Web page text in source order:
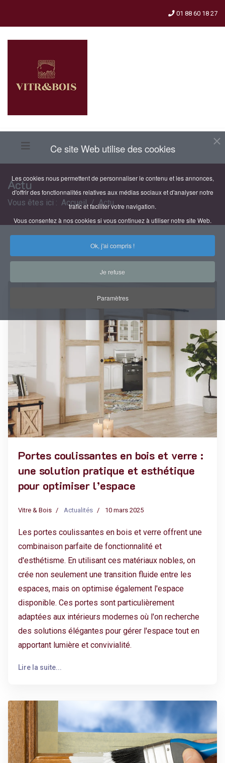
01 88 60 18 27
Actu
Vous êtes ici : Accueil Actu
Portes coulissantes en bois et verre :
une solution pratique et esthétique
pour optimiser l’espace
Vitre & Bois Actualités 10 mars 2025
Les portes coulissantes en bois et verre offrent une
combinaison parfaite de fonctionnalité et
d'esthétisme. En utilisant ces matériaux nobles, on
crée non seulement une transition fluide entre les
espaces, mais on optimise également l'espace
disponible. Ces portes sont particulièrement
adaptées aux intérieurs modernes où l'on recherche
des solutions élégantes pour gérer l'espace tout en
apportant lumière et convivialité.
Lire la suite...
Ce site Web utilise des cookies
Les cookies nous permettent de personnaliser le contenu et les annonces,
d'offrir des fonctionnalités relatives aux médias sociaux et d'analyser notre
trafic et faciliter votre navigation.
Vous consentez à nos cookies si vous continuez à utiliser notre site Web.
Ok, j'ai compris !
Je refuse
Paramètres